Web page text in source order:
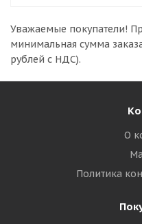
Уважаемые покупатели!
минимальная сумма
рублей с НДС).
О
Политика